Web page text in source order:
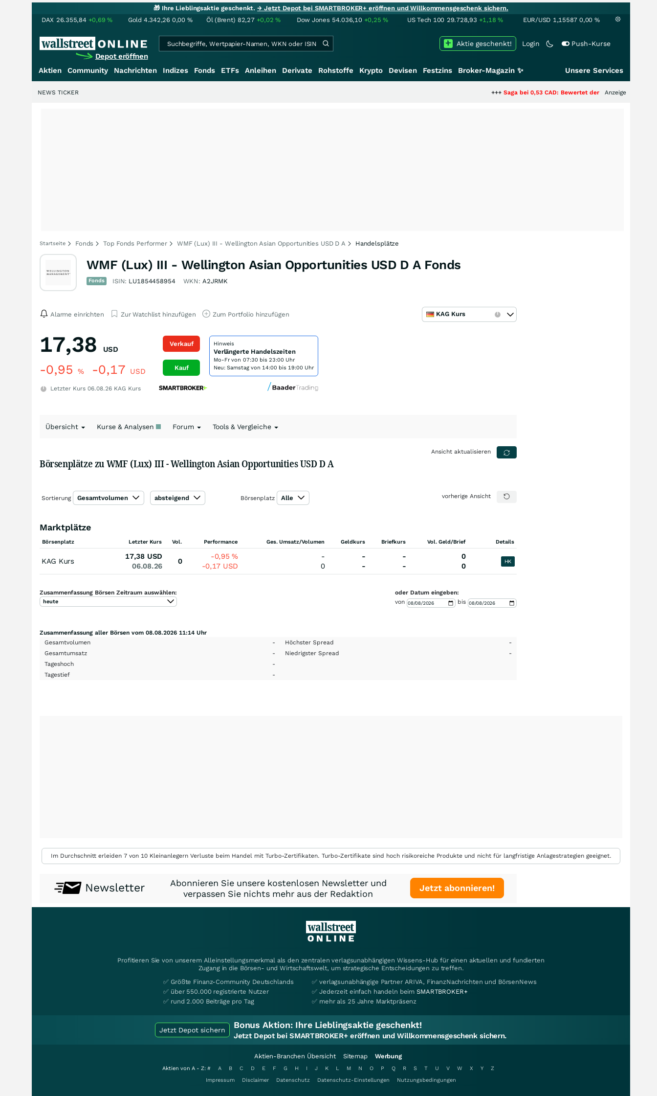
🎁 Ihre Lieblingsaktie geschenkt.→ Jetzt Depot bei SMARTBROKER+ eröffnen und Willkommensgeschenk sichern.
DAX 26.355,84 +0,69% Gold 4.342,26 0,00 % Öl (Brent) 82,27 +0,02% Dow Jones 54.036,10 +0,25% US Tech 100 29.728,93 +1,18% EUR/USD 1,15587 0,00 %
Depot eröffnen
Login Push-Kurse
Aktie geschenkt!
Aktien Community Nachrichten Indizes Fonds ETFs Anleihen Derivate Rohstoffe Krypto Devisen Festzins Broker-Magazin ✨ Unsere Services
Saga bei 0,53 CAD: Bewertet der Markt noch immer nur
Anzeige
NEWS TICKER
Startseite Fonds Top Fonds Performer WMF (Lux) III - Wellington Asian Opportunities USD D A Handelsplätze
WMF (Lux) III - Wellington Asian Opportunities USD D A Fonds
Fonds ISIN: LU1854458954 WKN: A2JRMK
Alarme einrichten Zur Watchlist hinzufügen Zum Portfolio hinzufügen KAG Kurs
17,38 USD
-0,95 % -0,17 USD
Letzter Kurs 06.08.26 KAG Kurs
Verkauf
Kauf
Hinweis
Verlängerte Handelszeiten
Mo-Fr von 07:30 bis 23:00 Uhr
Neu: Samstag von 14:00 bis 19:00 Uhr
Übersicht Kurse & Analysen Forum Tools & Vergleiche
Börsenplätze zu WMF (Lux) III - Wellington Asian Opportunities USD D A
Ansicht aktualisieren
Sortierung Gesamtvolumen absteigend Börsenplatz Alle vorherige Ansicht
Marktplätze
Börsenplatz Letzter Kurs Vol. Performance Ges. Umsatz/Volumen Geldkurs Briefkurs Vol. Geld/Brief Details
KAG Kurs
17,38 USD
06.08.26
0
-0,95%
-0,17 USD
-
0
-
-
-
-
0
0
HK
Zusammenfassung Börsen Zeitraum auswählen:
heute
oder Datum eingeben:
von
bis
Zusammenfassung aller Börsen vom 08.08.2026 11:14 Uhr
Gesamtvolumen
- Höchster Spread
-
Gesamtumsatz
- Niedrigster Spread
-
Tageshoch
-
Tagestief
-
Im Durchschnitt erleiden 7 von 10 Kleinanlegern Verluste beim Handel mit Turbo-Zertifikaten. Turbo-Zertifikate sind hoch risikoreiche Produkte und nicht für langfristige Anlagestrategien geeignet.
Newsletter
Abonnieren Sie unsere kostenlosen Newsletter und
verpassen Sie nichts mehr aus der Redaktion
Jetzt abonnieren!
Profitieren Sie von unserem Alleinstellungsmerkmal als den zentralen verlagsunabhängigen Wissens-Hub für einen aktuellen und fundierten
Zugang in die Börsen- und Wirtschaftswelt, um strategische Entscheidungen zu treffen.
✅ Größte Finanz-Community Deutschlands
✅ über 550.000 registrierte Nutzer
✅ rund 2.000 Beiträge pro Tag
✅ verlagsunabhängige Partner ARIVA, FinanzNachrichten und BörsenNews
✅ Jederzeit einfach handeln beimSMARTBROKER+
✅ mehr als 25 Jahre Marktpräsenz
Jetzt Depot sichern Bonus Aktion: Ihre Lieblingsaktie geschenkt!
Jetzt Depot bei SMARTBROKER+ eröffnen und Willkommensgeschenk sichern.
Aktien-Branchen Übersicht Sitemap Werbung
Aktien von A - Z: # A B C D E F G H I J K L M N O P Q R S T U V W X Y
Z
Impressum
Disclaimer Datenschutz Datenschutz-Einstellungen Nutzungsbedingungen